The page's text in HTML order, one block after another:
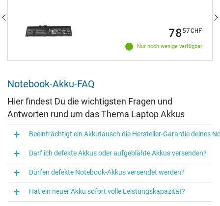
Nur noch wenige verfügbar
7857CHF
Notebook-Akku-FAQ
Hier findest Du die wichtigsten Fragen und
Antworten rund um das Thema Laptop Akkus
Beeinträchtigt ein Akkutausch die Hersteller-Garantie deines
Darf ich defekte Akkus oder aufgeblähte Akkus versenden?
Dürfen defekte Notebook-Akkus versendet werden?
Hat ein neuer Akku sofort volle Leistungskapazität?